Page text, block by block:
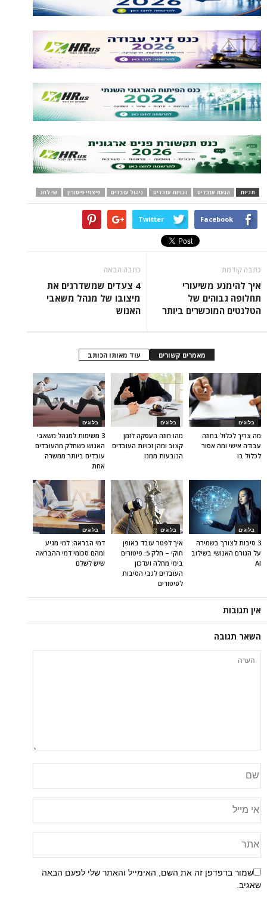
תגיות הנעת עובדים זכויות עובדים ניהול עובדים פיצויי פיטורין שי לחג
Facebook
Twitter
כתבה קודמת
איך להימנע משיעורי
תחלופה גבוהים של
הטלנטים המוכשרים ביותר
כתבה הבאה
4 צעדים שמשדרגים את
מיצובו של מנהל משאבי
האנוש
מאמרים קשורים עוד מאותו הכותב
בלוגים
3 משימות למנהל משאבי
האנוש כשחלק מהעובדים
עובדים ביותר ממשרה
אחת
בלוגים
מהו חוזה העסקה לזמן
קצוב ומהן זכויות העובדים
הנובעות ממנו
בלוגים
מה צריך לכלול בחוזה
עבודה אישי ומה אסור
לכלול בו
בלוגים
דמי הבראה: למי מגיע
ומהם סכומי דמי ההבראה
שיש לשלם
בלוגים
איך לפטר עובד באופן
חוקי – חלק 5: פיטורים
בימי מחלה ועדכון
העובדים לגבי הסיבות
לפיטורים
בלוגים
3 סיבות לצורך בשמירה
על הגורם האנושי בשילוב
AI
אין תגובות
השאר תגובה
שמור בדפדפן זה את השם, האימייל והאתר שלי לפעם הבאה
שאגיב.